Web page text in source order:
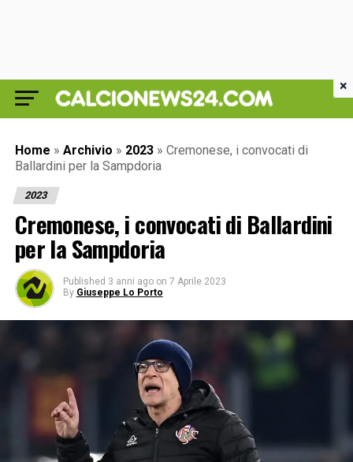
Home » Archivio » 2023 » Cremonese, i convocati di
Ballardini per la Sampdoria
2023
Cremonese, i convocati di Ballardini
per la Sampdoria
Published 3 anni ago on 7 Aprile 2023
By Giuseppe Lo Porto
×